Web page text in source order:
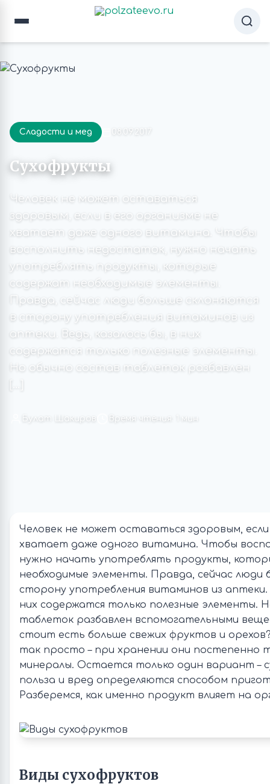
Сладости и мед 08.09.2017
Cухофрукты
Человек не может оставаться
здоровым, если в его организме не
хватает даже одного витамина. Чтобы
восполнить недостаток, нужно начать
употреблять продукты, которые
содержат необходимые элементы.
Правда, сейчас люди больше склоняются
в сторону употребления витаминов из
аптеки. Ведь, казалось бы, в них
содержатся только полезные элементы.
Но обычно состав таблеток разбавлен
Булат Шакиров Время чтения: 1 мин
Человек не может оставаться здоровым, если
хватает даже одного витамина. Чтобы
нужно начать употреблять продукты,
необходимые элементы. Правда, сейчас люди
сторону употребления витаминов из аптеки.
них содержатся только полезные элементы.
таблеток разбавлен вспомогательными
стоит есть больше свежих фруктов и
так просто – при хранении они постепенно
минералы. Остается только один вариант –
польза и вред определяются способом
Разберемся, как именно продукт влияет на
Виды сухофруктов